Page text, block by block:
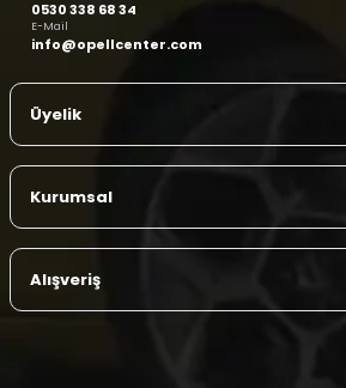
0530 338 68 34
E-Mail
info@opellcenter.com
Üyelik
Kurumsal
Alışveriş